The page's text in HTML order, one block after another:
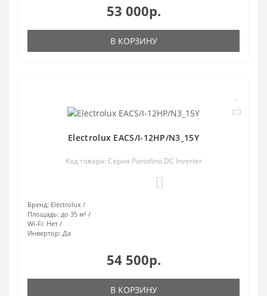
53 000р.
В КОРЗИНУ
Electrolux EACS/I-12HP/N3_15Y
Код товара: Серия Portofino DC Inverter
Бренд: Electrolux
Площадь: до 35 м²
Wi-Fi: Нет
Инвертор: Да
54 500р.
В КОРЗИНУ